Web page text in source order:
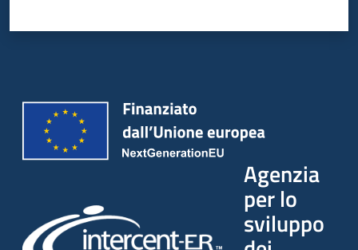
Agenzia
per lo
sviluppo